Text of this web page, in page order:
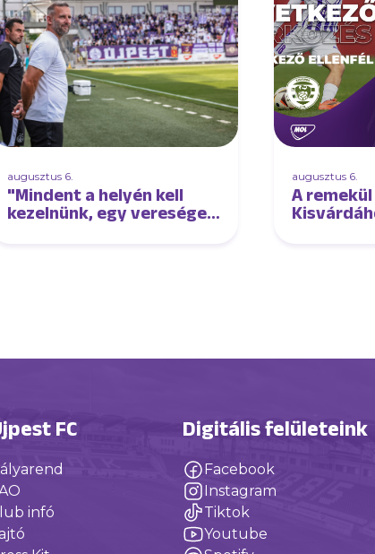
augusztus 6.
"Mindent a helyén kell
kezelnünk, egy vereséget
augusztus 6.
A
FC
infó
Digitális felületeink
Facebook
Instagram
Tiktok
Youtube